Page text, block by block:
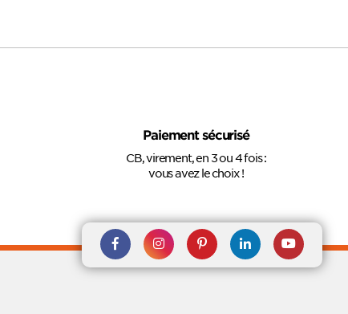
Paiement sécurisé
CB, virement, en 3 ou 4 fois :
vous avez le choix !
Rejoignez nous sur Facebook
Suivez-nous sur
Instagram
Suivez-nous sur
Pinterest
Suivez-
nous sur
Suivez-
nous sur